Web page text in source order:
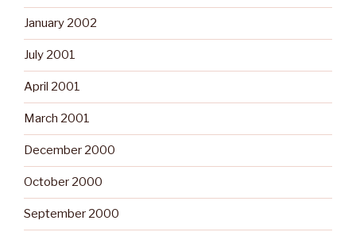
January 2002
July 2001
April 2001
March 2001
December 2000
October 2000
September 2000